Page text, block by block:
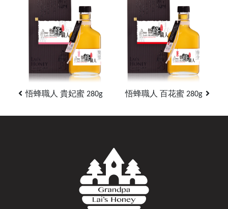
悟蜂職人 貴妃蜜 280g 悟蜂職人 百花蜜 280g